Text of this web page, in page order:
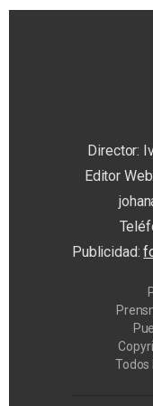
Director:
Editor
Publicidad:
Todos